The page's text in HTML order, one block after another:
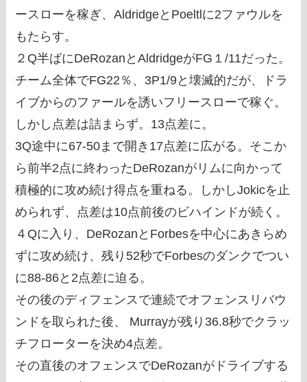
ースローを稼ぎ、AldridgeとPoeltlに2ファウルを
もたらす。
２Q半ばにDeRozanとAldridgeがFG１/11だった。
チーム全体でFG22％、3P1/9と壊滅的だが、ドラ
イブからのファールを誘いフリースローで稼ぐ。
しかし点差は詰まらず。13点差に。
3Q途中に67-50まで開き17点差に広がる。そこか
ら前半2点に終わったDeRozanがリムに向かって
積極的に攻め続け得点を重ねる。しかしJokicを止
められず、点差は10点前後のビハインドが続く。
４Qに入り、DeRozanとForbesを中心にあきらめ
ずに攻め続け、残り52秒でForbesのダンクでつい
に88-86と2点差に迫る。
その後のディフェンスで連続でオフェンスリバウ
ンドを取られた後、 Murrayが残り36.8秒でクラッ
チフローターを決め4点差。
その直後のオフェンスでDeRozanがドライブする